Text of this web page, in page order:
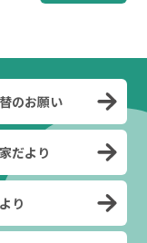
のお願い
だより
り